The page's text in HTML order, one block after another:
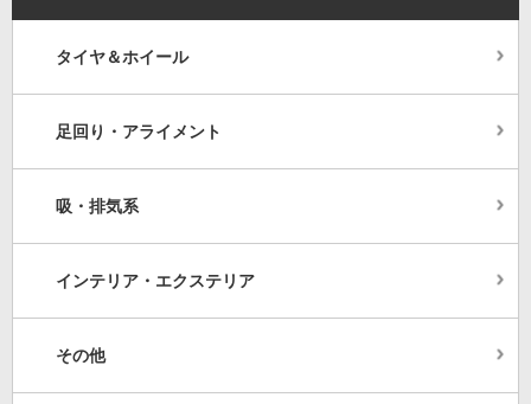
タイヤ＆ホイール
足回り・アライメント
吸・排気系
インテリア・エクステリア
その他